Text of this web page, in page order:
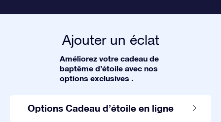
Ajouter un éclat
Améliorez votre cadeau de
baptême d’étoile avec nos
options exclusives .
Options Cadeau d’étoile en ligne